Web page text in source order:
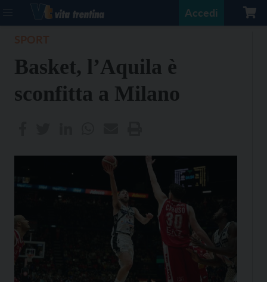
Accedi
Basket, l’Aquila è
sconfitta a Milano